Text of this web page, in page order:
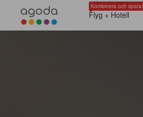
Kombinera och spara!
Flyg + Hotell